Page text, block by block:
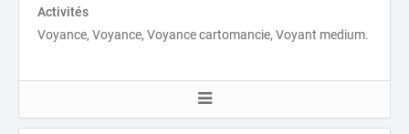
Activités
Voyance, Voyance, Voyance cartomancie, Voyant medium.